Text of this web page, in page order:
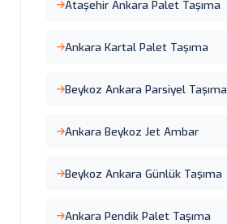
Ataşehir Ankara Palet Taşıma
Ankara Kartal Palet Taşıma
Beykoz Ankara Parsiyel Taşıma
Ankara Beykoz Jet Ambar
Beykoz Ankara Günlük Taşıma
Ankara Pendik Palet Taşıma